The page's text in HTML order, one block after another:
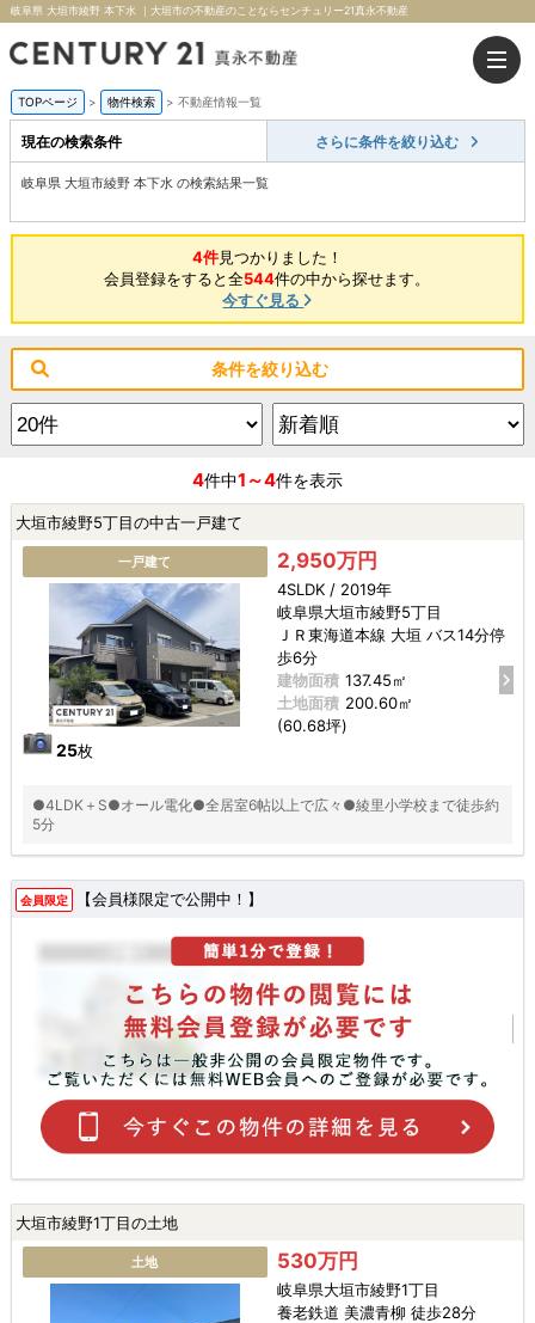
岐阜県 大垣市綾野 本下水 ｜大垣市の不動産のことならセンチュリー21真永不動産
TOPページ > 物件検索 > 不動産情報一覧
現在の検索条件 さらに条件を絞り込む
岐阜県 大垣市綾野 本下水 の検索結果一覧
4件見つかりました！
会員登録をすると全544件の中から探せます。
今すぐ見る
条件を絞り込む
4件中1～4件を表示
大垣市綾野5丁目の中古一戸建て
一戸建て
25枚
2,950万円
4SLDK / 2019年
岐阜県大垣市綾野5丁目
ＪＲ東海道本線 大垣 バス14分停
歩6分
建物面積 137.45㎡
土地面積 200.60㎡
(60.68坪)
●4LDK＋S●オール電化●全居室6帖以上で広々●綾里小学校まで徒歩約
5分
会員限定 【会員様限定で公開中！】
大垣市綾野1丁目の土地
土地 530万円
岐阜県大垣市綾野1丁目
養老鉄道 美濃青柳 徒歩28分